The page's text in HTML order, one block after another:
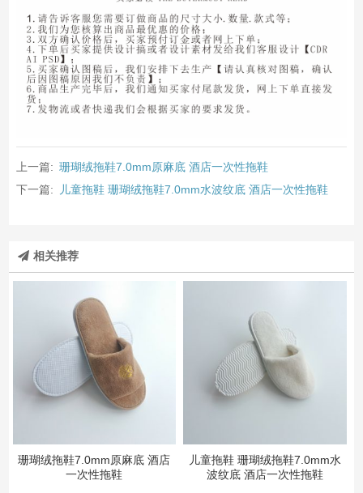
上一篇: 珊瑚绒拖鞋7.0mm原麻底 酒店一次性拖鞋
下一篇:
儿童拖鞋 珊瑚绒拖鞋7.0mm水波纹底 酒店一次性拖鞋
相关推荐
珊瑚绒拖鞋7.0mm原麻底 酒店
一次性拖鞋
儿童拖鞋 珊瑚绒拖鞋7.0mm水
波纹底 酒店一次性拖鞋